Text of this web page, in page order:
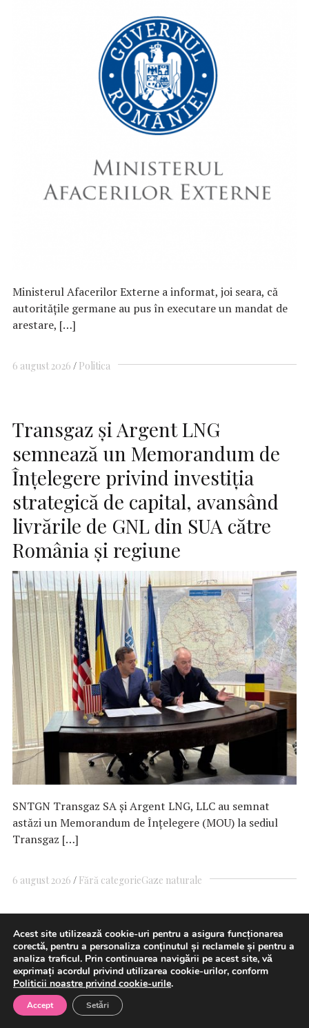
Ministerul Afacerilor Externe a informat, joi seara, că
autorităţile germane au pus în executare un mandat de
arestare, […]
6 august 2026 Politica
Transgaz și Argent LNG
semnează un Memorandum de
Înțelegere privind investiția
strategică de capital, avansând
livrările de GNL din SUA către
România și regiune
SNTGN Transgaz SA și Argent LNG, LLC au semnat
astăzi un Memorandum de Înțelegere (MOU) la sediul
Transgaz […]
6 august 2026 Fără categorieGaze naturale
Oana Țoiu a discutat cu
omologul din Kazahstan despre
reluarea exporturilor de petrol
prin Caspian Pipeline
Acest site utilizează cookie-uri pentru a asigura funcționarea
corectă, pentru a personaliza conținutul și reclamele și pentru a
analiza traficul. Prin continuarea navigării pe acest site, vă
exprimați acordul privind utilizarea cookie-urilor, conform
Politicii noastre privind cookie-urile.
Accept Setări